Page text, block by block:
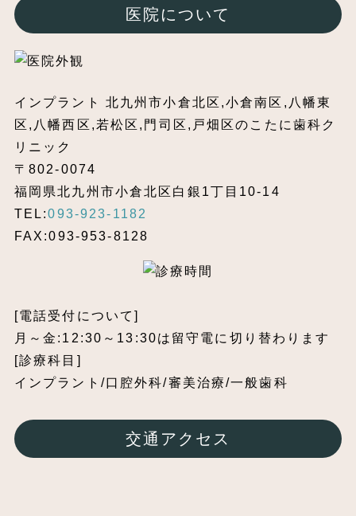
医院について
インプラント 北九州市小倉北区,小倉南区,八幡東
区,八幡西区,若松区,門司区,戸畑区のこたに歯科ク
リニック
〒802-0074
福岡県北九州市小倉北区白銀1丁目10-14
TEL:093-923-1182
FAX:093-953-8128
[電話受付について]
月～金:12:30～13:30は留守電に切り替わります
[診療科目]
インプラント/口腔外科/審美治療/一般歯科
交通アクセス